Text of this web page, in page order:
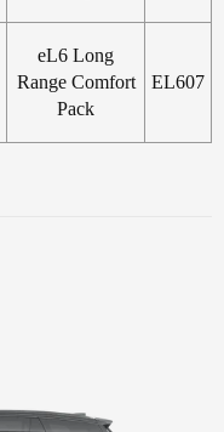
EL607
eL6 Long
Range Comfort
Pack